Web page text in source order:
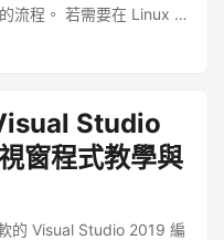
流程。 若需要在 Linux 系
系統 Blender 安裝與使
Studio
窗程式教學與
的 Visual Studio 2019 編